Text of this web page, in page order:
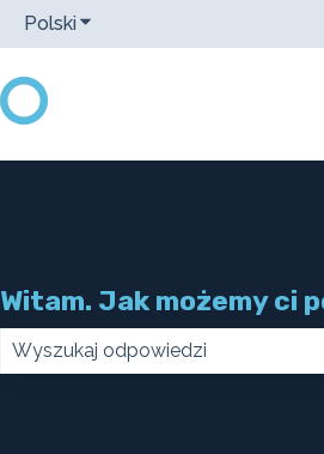
Polski Pokaż podmenu do
Witam. Jak możemy ci